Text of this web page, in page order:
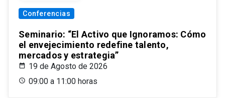
Conferencias
Seminario: “El Activo que Ignoramos: Cómo
el envejecimiento redefine talento,
mercados y estrategia”
19 de Agosto de 2026
09:00 a 11:00 horas